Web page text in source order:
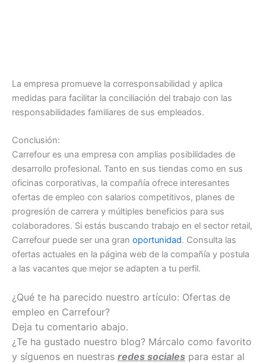
La empresa promueve la corresponsabilidad y aplica
medidas para facilitar la conciliación del trabajo con las
responsabilidades familiares de sus empleados.
Conclusión:
Carrefour es una empresa con amplias posibilidades de
desarrollo profesional. Tanto en sus tiendas como en sus
oficinas corporativas, la compañía ofrece interesantes
ofertas de empleo con salarios competitivos, planes de
progresión de carrera y múltiples beneficios para sus
colaboradores. Si estás buscando trabajo en el sector retail,
Carrefour puede ser una gran oportunidad. Consulta las
ofertas actuales en la página web de la compañía y postula
a las vacantes que mejor se adapten a tu perfil.
¿Qué te ha parecido nuestro artículo: Ofertas de
empleo en Carrefour?
Deja tu comentario abajo.
¿Te ha gustado nuestro blog? Márcalo como favorito
y síguenos en nuestras redes sociales para estar al